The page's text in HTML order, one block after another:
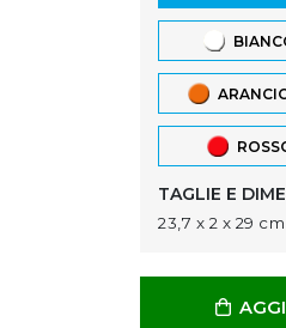
TAGLIE E
23,7 x 2 x 29 cm